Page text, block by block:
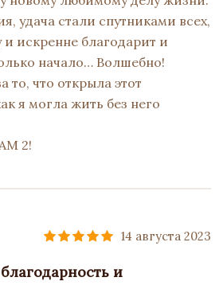
удача стали спутниками всех,
и искренне благодарит и
начало… Волшебно!
что открыла этот
я могла жить без него
2!
14 августа 2023
и